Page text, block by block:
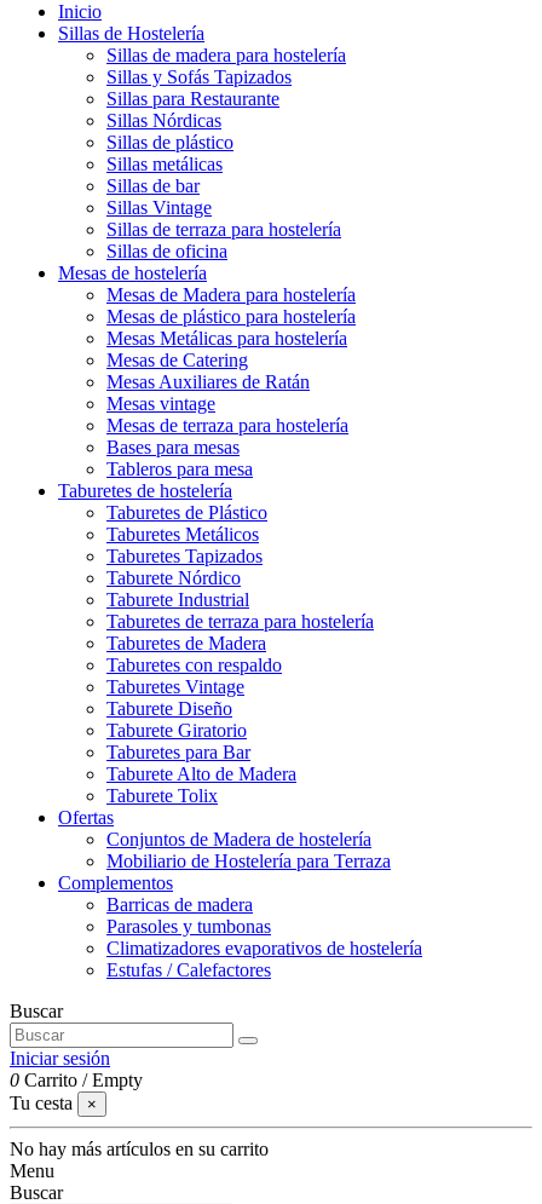
Inicio
Sillas de Hostelería
Sillas de madera para hostelería
Sillas y Sofás Tapizados
Sillas para Restaurante
Sillas Nórdicas
Sillas de plástico
Sillas metálicas
Sillas de bar
Sillas Vintage
Sillas de terraza para hostelería
Sillas de oficina
Mesas de hostelería
Mesas de Madera para hostelería
Mesas de plástico para hostelería
Mesas Metálicas para hostelería
Mesas de Catering
Mesas Auxiliares de Ratán
Mesas vintage
Mesas de terraza para hostelería
Bases para mesas
Tableros para mesa
Taburetes de hostelería
Taburetes de Plástico
Taburetes Metálicos
Taburetes Tapizados
Taburete Nórdico
Taburete Industrial
Taburetes de terraza para hostelería
Taburetes de Madera
Taburetes con respaldo
Taburetes Vintage
Taburete Diseño
Taburete Giratorio
Taburetes para Bar
Taburete Alto de Madera
Taburete Tolix
Ofertas
Conjuntos de Madera de hostelería
Mobiliario de Hostelería para Terraza
Complementos
Barricas de madera
Parasoles y tumbonas
Climatizadores evaporativos de hostelería
Estufas / Calefactores
Buscar
Iniciar sesión
0 Carrito /Empty
Tu cesta
×
No hay más artículos en su carrito
Menu
Buscar